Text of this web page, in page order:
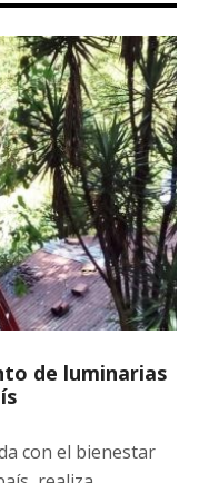
de luminarias
con el bienestar